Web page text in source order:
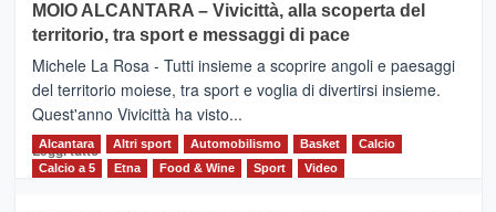
Torna
la
Supermaratona
dell’Etna
MOIO ALCANTARA – Vivicittà, alla scoperta del
territorio, tra sport e messaggi di pace
Michele La Rosa - Tutti insieme a scoprire angoli e paesaggi
del territorio moiese, tra sport e voglia di divertirsi insieme.
Quest'anno Vivicittà ha visto...
Leggi tutto Leggi
Alcantara Altri sport Automobilismo Basket
Calcio
Calcio a 5
Etna Food & Wine Sport Video